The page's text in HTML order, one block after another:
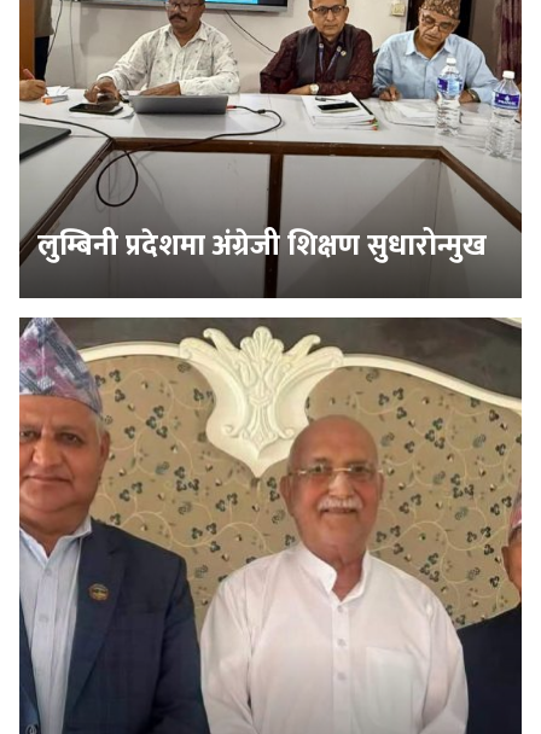
लुम्बिनी प्रदेशमा अंग्रेजी शिक्षण सुधारोन्मुख